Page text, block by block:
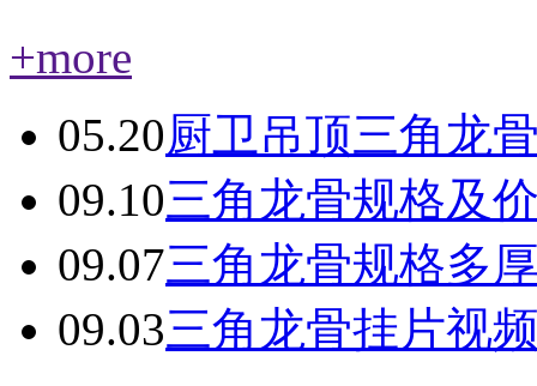
+more
05.20厨卫吊顶三角龙
09.10三角龙骨规格及
09.07三角龙骨规格多
09.03三角龙骨挂片视